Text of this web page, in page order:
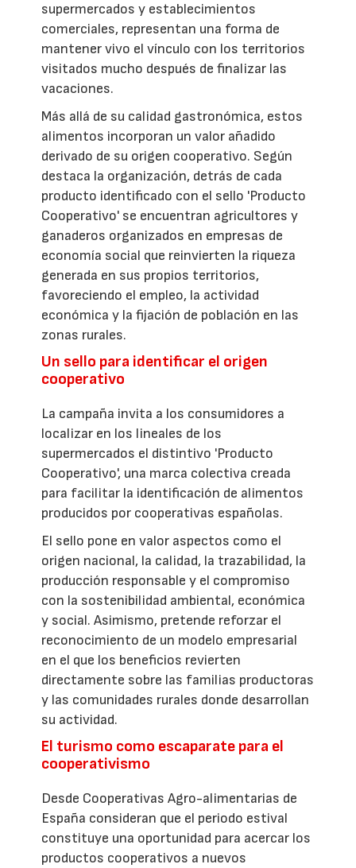
supermercados y establecimientos
comerciales, representan una forma de
mantener vivo el vínculo con los territorios
visitados mucho después de finalizar las
vacaciones.
Más allá de su calidad gastronómica, estos
alimentos incorporan un valor añadido
derivado de su origen cooperativo. Según
destaca la organización, detrás de cada
producto identificado con el sello 'Producto
Cooperativo' se encuentran agricultores y
ganaderos organizados en empresas de
economía social que reinvierten la riqueza
generada en sus propios territorios,
favoreciendo el empleo, la actividad
económica y la fijación de población en las
zonas rurales.
Un sello para identificar el origen
cooperativo
La campaña invita a los consumidores a
localizar en los lineales de los
supermercados el distintivo 'Producto
Cooperativo', una marca colectiva creada
para facilitar la identificación de alimentos
producidos por cooperativas españolas.
El sello pone en valor aspectos como el
origen nacional, la calidad, la trazabilidad, la
producción responsable y el compromiso
con la sostenibilidad ambiental, económica
y social. Asimismo, pretende reforzar el
reconocimiento de un modelo empresarial
en el que los beneficios revierten
directamente sobre las familias productoras
y las comunidades rurales donde desarrollan
su actividad.
El turismo como escaparate para el
cooperativismo
Desde Cooperativas Agro-alimentarias de
España consideran que el periodo estival
constituye una oportunidad para acercar los
productos cooperativos a nuevos